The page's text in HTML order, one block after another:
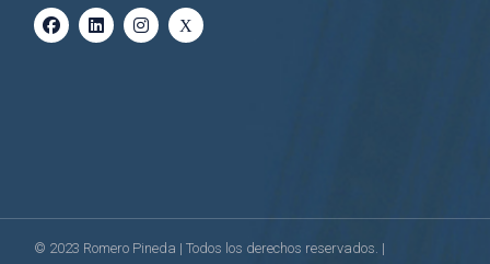
© 2023 Romero Pineda | Todos los derechos reservados. |